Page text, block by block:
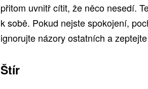
přitom uvnitř cítit, že něco nesedí.
k sobě. Pokud nejste spokojení,
ignorujte názory ostatních a
Štír